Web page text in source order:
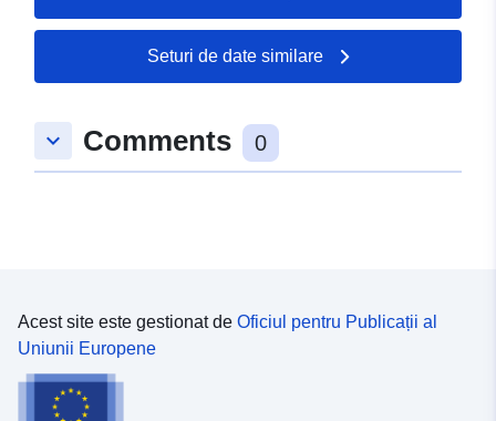
Seturi de date similare
keyboard_arrow_down Comments 0
Acest site este gestionat de Oficiul pentru Publicații al
Uniunii Europene